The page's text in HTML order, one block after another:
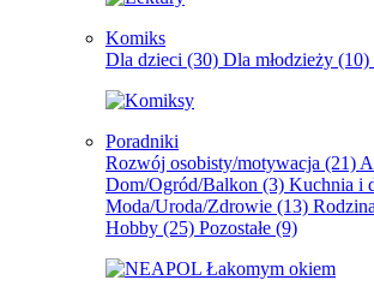
Komiks
Dla dzieci (30) Dla młodzieży (10)
Poradniki
Rozwój osobisty/motywacja (21)
Dom/Ogród/Balkon (3) Kuchnia i
Moda/Uroda/Zdrowie (13)
Hobby (25) Pozostałe (9)